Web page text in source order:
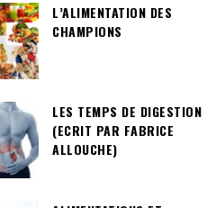
L’ALIMENTATION DES
CHAMPIONS
LES TEMPS DE DIGESTION
(ECRIT PAR FABRICE
ALLOUCHE)